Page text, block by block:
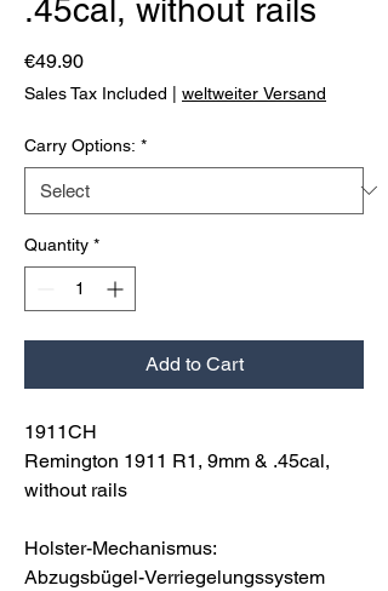
.45cal, without rails
€49.90Price
Sales Tax Included weltweiter Versand
Carry Options: *
Quantity *
Add to Cart
1911CH
Remington 1911 R1, 9mm & .45cal,
without rails
Holster-Mechanismus:
Abzugsbügel-Verriegelungssystem